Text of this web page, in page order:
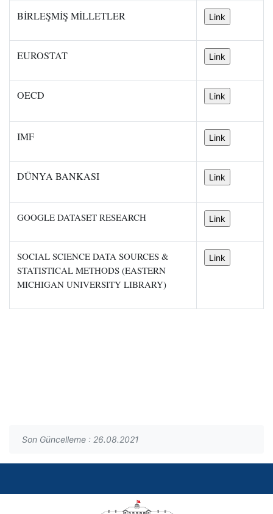
BİRLEŞMİŞ MİLLETLER
EUROSTAT
OECD
IMF
DÜNYA BANKASI
GOOGLE DATASET RESEARCH
SOCIAL SCIENCE DATA SOURCES &
STATISTICAL METHODS (EASTERN
MICHIGAN UNIVERSITY LIBRARY)
Son Güncelleme : 26.08.2021